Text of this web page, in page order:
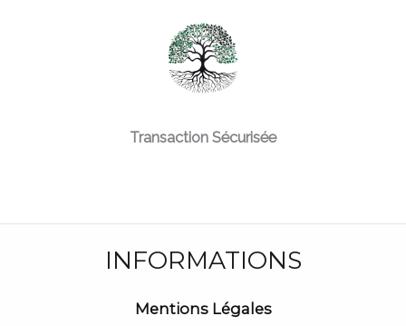
Transaction Sécurisée
INFORMATIONS
Mentions Légales